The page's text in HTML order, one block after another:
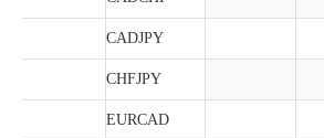
CADJPY
CHFJPY
EURCAD